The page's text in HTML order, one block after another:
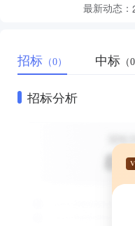
最新动态：
招标 （0） 中标 （
招标分析